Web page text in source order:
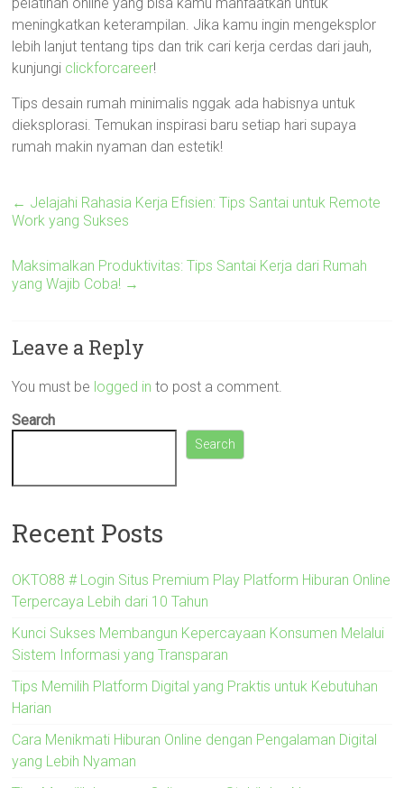
meningkatkan keterampilan. Jika kamu ingin mengeksplor
lebih lanjut tentang tips dan trik cari kerja cerdas dari jauh,
kunjungi clickforcareer!
Tips desain rumah minimalis nggak ada habisnya untuk
dieksplorasi. Temukan inspirasi baru setiap hari supaya
rumah makin nyaman dan estetik!
← Jelajahi Rahasia Kerja Efisien: Tips Santai untuk Remote
Work yang Sukses
Maksimalkan Produktivitas: Tips Santai Kerja dari Rumah
yang Wajib Coba! →
Leave a Reply
You must be logged in to post a comment.
Search
Search
Recent Posts
OKTO88 # Login Situs Premium Play Platform Hiburan Online
Terpercaya Lebih dari 10 Tahun
Kunci Sukses Membangun Kepercayaan Konsumen Melalui
Sistem Informasi yang Transparan
Tips Memilih Platform Digital yang Praktis untuk Kebutuhan
Harian
Cara Menikmati Hiburan Online dengan Pengalaman Digital
yang Lebih Nyaman